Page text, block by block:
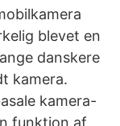
blevet en
danskere
kamera.
kamera-
funktion af